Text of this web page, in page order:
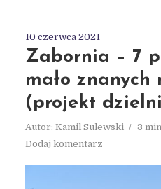
10 czerwca 2021
Zabornia – 7
mało znanych
(projekt
Autor: Kamil Sulewski
3
Dodaj komentarz